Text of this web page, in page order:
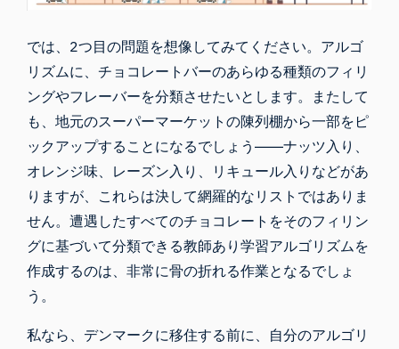
では、2つ目の問題を想像してみてください。アルゴ
リズムに、チョコレートバーのあらゆる種類のフィリ
ングやフレーバーを分類させたいとします。またして
も、地元のスーパーマーケットの陳列棚から一部をピ
ックアップすることになるでしょう――ナッツ入り、
オレンジ味、レーズン入り、リキュール入りなどがあ
りますが、これらは決して網羅的なリストではありま
せん。遭遇したすべてのチョコレートをそのフィリン
グに基づいて分類できる教師あり学習アルゴリズムを
作成するのは、非常に骨の折れる作業となるでしょ
う。
私なら、デンマークに移住する前に、自分のアルゴリ